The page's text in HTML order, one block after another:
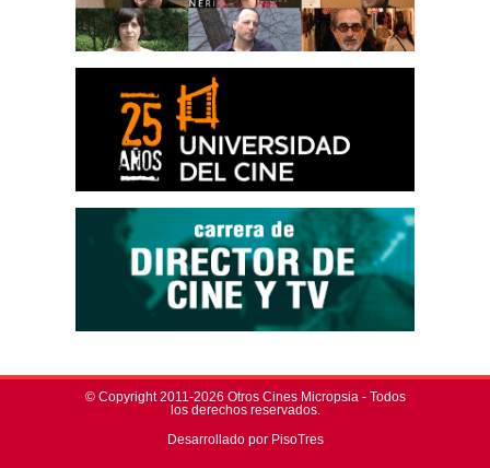
© Copyright 2011-2026 Otros Cines Micropsia - Todos
los derechos reservados.
Desarrollado por PisoTres